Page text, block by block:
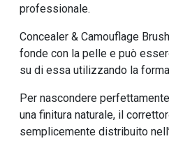
professionale.
Concealer & Camouflage
fonde con la pelle e può
su di essa utilizzando la
Per nascondere
una finitura naturale, il
semplicemente distribuito